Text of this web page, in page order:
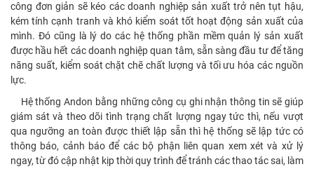
công đơn giản sẽ kéo các doanh nghiệp sản xuất trở nên tụt hậu,
kém tính cạnh tranh và khó kiểm soát tốt hoạt động sản xuất của
mình. Đó cũng là lý do các hệ thống phần mềm quản lý sản xuất
được hầu hết các doanh nghiệp quan tâm, sẵn sàng đầu tư để tăng
năng suất, kiểm soát chặt chẽ chất lượng và tối ưu hóa các nguồn
lực.
Hệ thống Andon bằng những công cụ ghi nhận thông tin sẽ giúp
giám sát và theo dõi tình trạng chất lượng ngay tức thì, nếu vượt
qua ngưỡng an toàn được thiết lập sẵn thì hệ thống sẽ lập tức có
thông báo, cảnh báo để các bộ phận liên quan xem xét và xử lý
ngay, từ đó cập nhật kịp thời quy trình để tránh các thao tác sai, làm